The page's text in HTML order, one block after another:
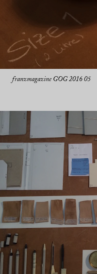
franzmagazine GOG 2016 05